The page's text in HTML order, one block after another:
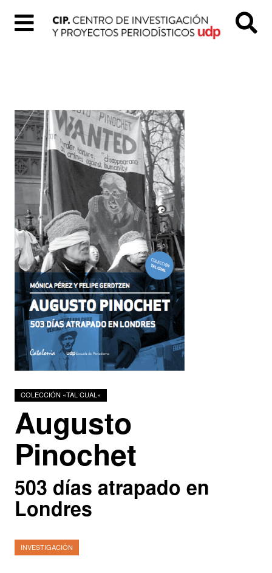
Quiénes
Somos
Colección
«Tal
Cual»
Proyectos
digitales
Podcasts
Investigadores
COLECCIÓN «TAL CUAL»
Augusto
Pinochet
503 días atrapado en
Londres
INVESTIGACIÓN